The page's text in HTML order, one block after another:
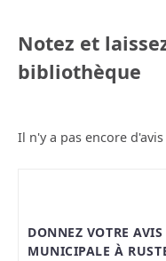
Notez et
bibliothèque
Il n'y a pas encore
DONNEZ VOTRE
MUNICIPALE À